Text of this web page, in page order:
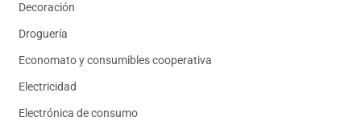
Decoración
Droguería
Economato y consumibles cooperativa
Electricidad
Electrónica de consumo